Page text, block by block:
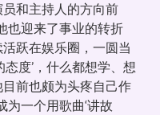
和主持人的方向前
也迎来了事业的转折
跃在娱乐圈，一圆当
度’，什么都想学、想
前也颇为头疼自己作
为一个用歌曲‘讲故